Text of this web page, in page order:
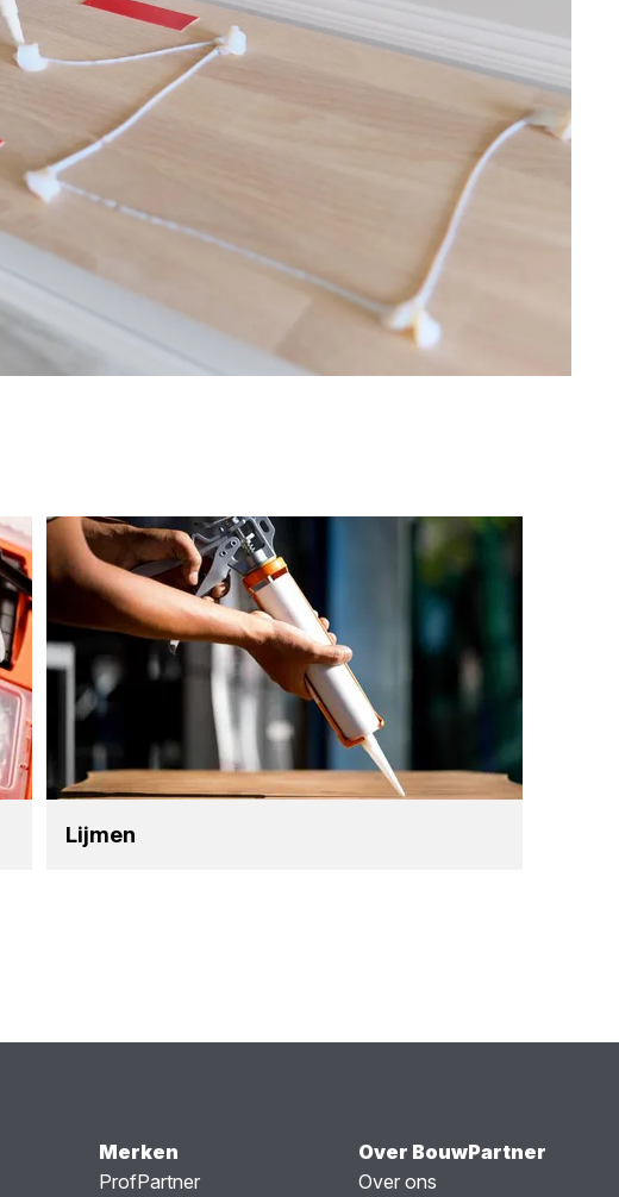
Lij­men
Merken
ProfPartner
Over BouwPartner
Over ons